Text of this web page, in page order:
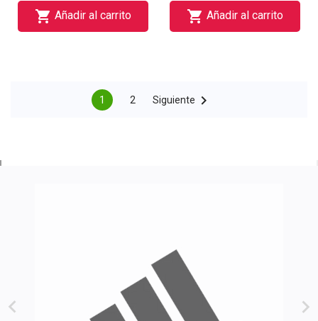
 Añadir al carrito  Añadir al carrito
1 2 Siguiente 
 